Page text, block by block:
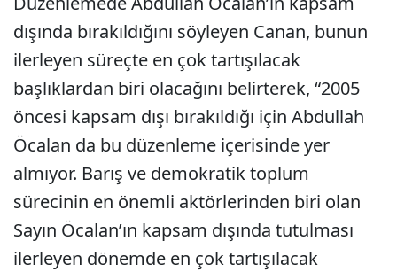
dışında bırakıldığını söyleyen Canan, bunun
ilerleyen süreçte en çok tartışılacak
başlıklardan biri olacağını belirterek, “2005
öncesi kapsam dışı bırakıldığı için Abdullah
Öcalan da bu düzenleme içerisinde yer
almıyor. Barış ve demokratik toplum
sürecinin en önemli aktörlerinden biri olan
Sayın Öcalan’ın kapsam dışında tutulması
ilerleyen dönemde en çok tartışılacak